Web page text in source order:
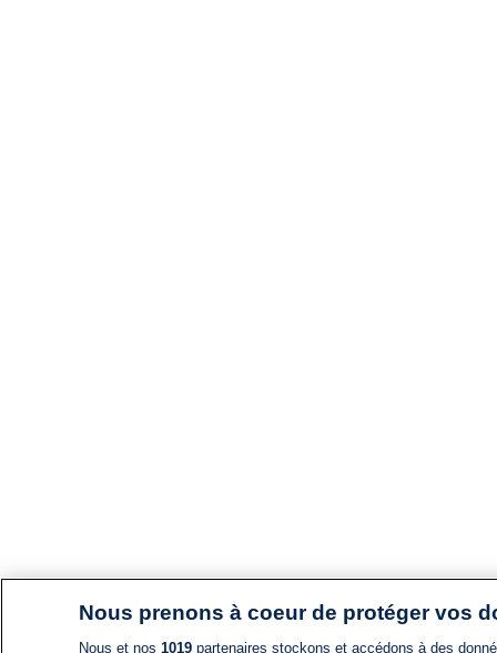
Nous prenons à coeur de protéger vos
Nous et nos 1019partenaires stockons et accédons à des